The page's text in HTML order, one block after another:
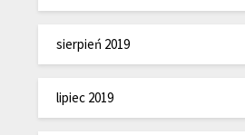
sierpień 2019
lipiec 2019